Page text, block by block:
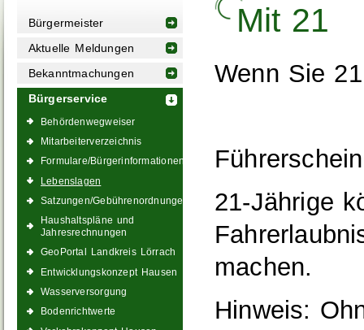
Bürgermeister
Aktuelle Meldungen
Bekanntmachungen
Bürgerservice
Behördenwegweiser
Mitarbeiterverzeichnis
Formulare/Bürgerinformationen
Lebenslagen
Satzungen/Gebührenordnungen
Haushaltspläne und
Jahresrechnungen
GeoPortal Landkreis Lörrach
Entwicklungskonzept Hausen
Wasserversorgung
Bodenrichtwerte
Mit 21
Wenn Sie
21-Jährige
machen.
Hinweis: